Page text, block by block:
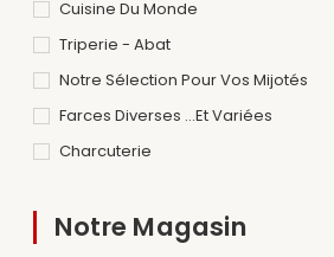
Cuisine Du Monde
Triperie - Abat
Notre Sélection Pour Vos Mijotés
Farces Diverses ...et Variées
Charcuterie
Notre Magasin